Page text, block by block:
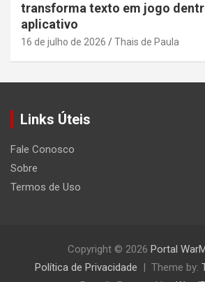
transforma texto em jogo
aplicativo
16 de julho de 2026 Thais de Paula
Links Úteis
Fale Conosco
Sobre
Termos de Uso
Copyright © 2026 Portal
Política de Privacidade
Theme by: